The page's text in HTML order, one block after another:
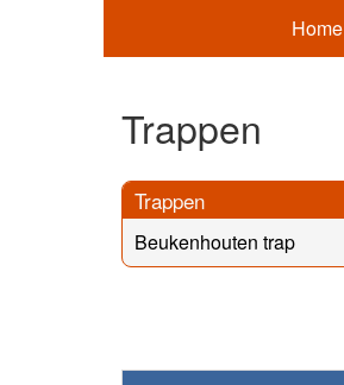
Home
Trappen
Trappen
Beukenhouten trap